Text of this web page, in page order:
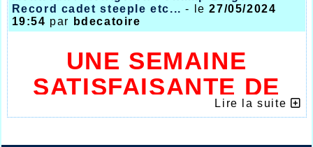
Record cadet steeple etc... - le27/05/2024
19:54 par bdecatoire
UNE SEMAINE
SATISFAISANTE DE
RESULTATS A L’AHVL
Lire la suite